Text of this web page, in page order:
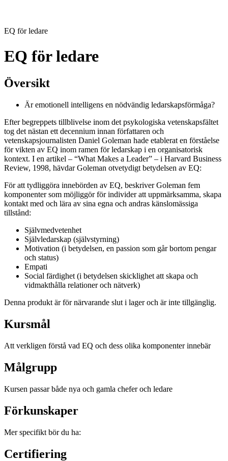
EQ för ledare
EQ för ledare
Översikt
Är emotionell intelligens en nödvändig ledarskapsförmåga?
Efter begreppets tillblivelse inom det psykologiska vetenskapsfältet
tog det nästan ett decennium innan författaren och
vetenskapsjournalisten Daniel Goleman hade etablerat en förståelse
för vikten av EQ inom ramen för ledarskap i en organisatorisk
kontext. I en artikel – “What Makes a Leader” – i Harvard Business
Review, 1998, hävdar Goleman otvetydigt betydelsen av EQ:
För att tydliggöra innebörden av EQ, beskriver Goleman fem
komponenter som möjliggör för individer att uppmärksamma, skapa
kontakt med och lära av sina egna och andras känslomässiga
tillstånd:
Självmedvetenhet
Självledarskap (självstyrning)
Motivation (i betydelsen, en passion som går bortom pengar
och status)
Empati
Social färdighet (i betydelsen skicklighet att skapa och
vidmakthålla relationer och nätverk)
Denna produkt är för närvarande slut i lager och är inte tillgänglig.
Kursmål
Att verkligen förstå vad EQ och dess olika komponenter innebär
Målgrupp
Kursen passar både nya och gamla chefer och ledare
Förkunskaper
Mer specifikt bör du ha:
Certifiering